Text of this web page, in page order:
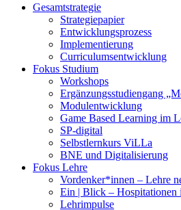
Gesamtstrategie
Strategiepapier
Entwicklungsprozess
Implementierung
Curriculumsentwicklung
Fokus Studium
Workshops
Ergänzungsstudiengang
Modulentwicklung
Game Based Learning im
SP-digital
Selbstlernkurs ViLLa
BNE und Digitalisierung
Fokus Lehre
Vordenker*innen – Lehre
Ein | Blick – Hospitationen
Lehrimpulse